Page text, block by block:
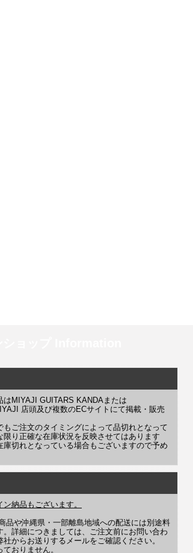
はMIYAJI GUITARS KANDAまたは
店頭及び複数のECサイトにて掲載・販売
ご注文のタイミングによって品切れとなって
限り正確な在庫状況を反映させてはあります
切れとなっている場合もございますので予め
納品もございます。
品や沖縄県・一部離島地域への配送には別途料
詳細につきましては、ご注文前にお問い合わ
からお送りするメールをご確認ください。
おりません。